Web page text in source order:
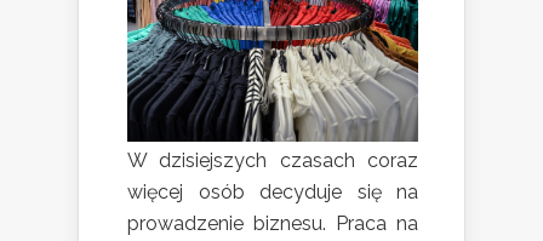
W dzisiejszych czasach coraz
więcej osób decyduje się na
prowadzenie biznesu. Praca na